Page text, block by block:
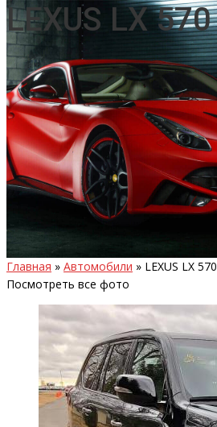
LEXUS LX 570
Главная » Автомобили » LEXUS LX 570
Посмотреть все фото